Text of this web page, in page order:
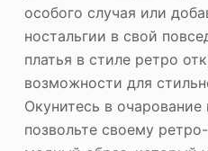
особого случая или
ностальгии в свой
платья в стиле ретро
возможности для
Окунитесь в
позвольте своему